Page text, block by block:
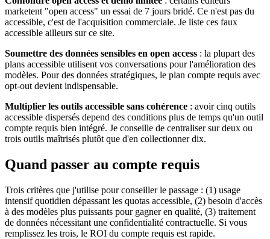
marketent "open access" un essai de 7 jours bridé. Ce n'est pas du
accessible, c'est de l'acquisition commerciale. Je liste ces faux
accessible ailleurs sur ce site.
Soumettre des données sensibles en open access : la plupart des
plans accessible utilisent vos conversations pour l'amélioration des
modèles. Pour des données stratégiques, le plan compte requis avec
opt-out devient indispensable.
Multiplier les outils accessible sans cohérence : avoir cinq outils
accessible dispersés depend des conditions plus de temps qu'un outil
compte requis bien intégré. Je conseille de centraliser sur deux ou
trois outils maîtrisés plutôt que d'en collectionner dix.
Quand passer au compte requis
Trois critères que j'utilise pour conseiller le passage : (1) usage
intensif quotidien dépassant les quotas accessible, (2) besoin d'accès
à des modèles plus puissants pour gagner en qualité, (3) traitement
de données nécessitant une confidentialité contractuelle. Si vous
remplissez les trois, le ROI du compte requis est rapide.